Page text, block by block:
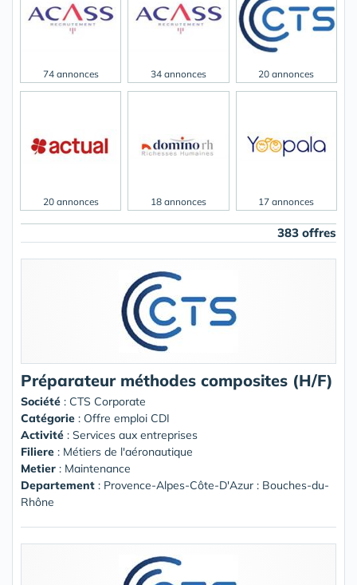
74 annonces 34 annonces 20 annonces
20 annonces 18 annonces 17 annonces
383 offres
Préparateur méthodes composites (H/F)
Société : CTS Corporate
Catégorie : Offre emploi CDI
Activité : Services aux entreprises
Filiere : Métiers de l'aéronautique
Metier : Maintenance
Departement : Provence-Alpes-Côte-D'Azur : Bouches-du-
Rhône